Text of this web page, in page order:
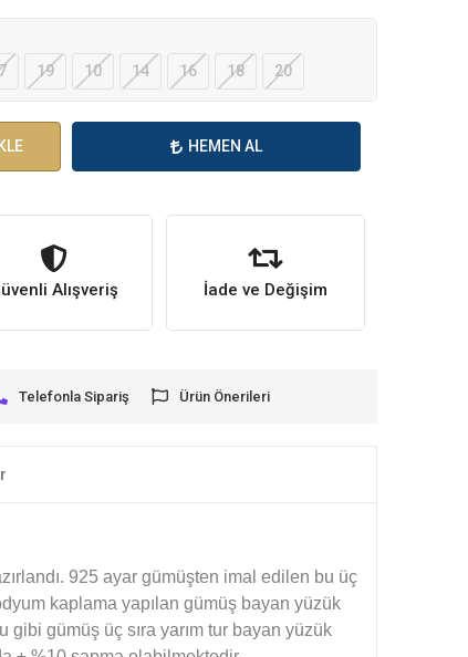
19 10 14 16 18 20
HEMEN AL
Alışveriş İade ve Değişim
Telefonla Sipariş Ürün Önerileri
925 ayar gümüşten imal edilen bu üç
kaplama yapılan gümüş bayan yüzük
gümüş üç sıra yarım tur bayan yüzük